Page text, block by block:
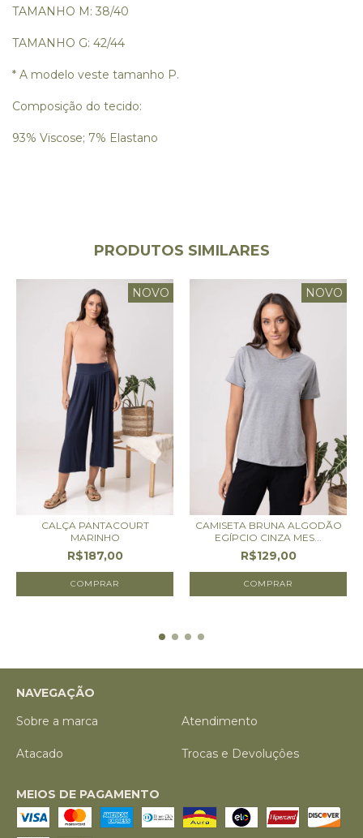
TAMANHO M: 38/40
TAMANHO G: 42/44
* A modelo veste tamanho P.
Composição do tecido:
93% Viscose; 7% Elastano
PRODUTOS SIMILARES
NOVO
CALÇA PANTACOURT
MARINHO
R$187,00
COMPRAR
NOVO
CAMISETA BRUNA ALGODÃO
EGÍPCIO CINZA MES...
R$129,00
COMPRAR
NAVEGAÇÃO
Sobre a marca
Atendimento
Atacado Trocas e Devoluçôes
MEIOS DE PAGAMENTO